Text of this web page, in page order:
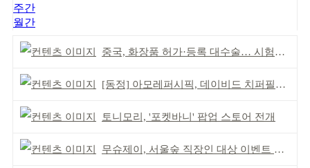
주간
월간
중국, 화장품 허가·등록 대수술… 시험자료 공용 허용
[동정] 아모레퍼시픽, 데이비드 치퍼필드 초청 강연
토니모리, '포켓바니' 팝업 스토어 전개
무슈제이, 서울숲 직장인 대상 이벤트 개최